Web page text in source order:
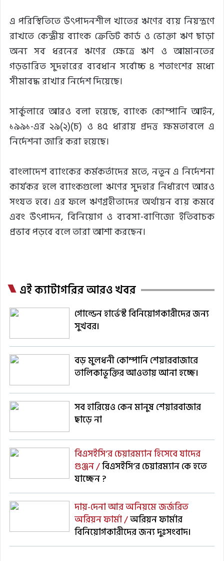
এ পরিস্থিতিতে উৎপাদনশীল খাতের ঋণের ব্যয় নিয়ন্ত্রণে
রাখতে কেন্দ্রীয় ব্যাংক ক্রেডিট কার্ড ও ভোক্তা ঋণ ছাড়া
অন্য সব ধরনের ঋণের ক্ষেত্রে ঋণ ও আমানতের
গড়ভারিত সুদহারের ব্যবধান সর্বোচ্চ ৪ শতাংশের মধ্যে
সীমাবদ্ধ রাখার নির্দেশ দিয়েছে।
সার্কুলারে আরও বলা হয়েছে, ব্যাংক কোম্পানি আইন,
১৯৯১-এর ২৯(২)(চ) ও ৪৫ ধারায় প্রদত্ত ক্ষমতাবলে এ
নির্দেশনা জারি করা হয়েছে।
বাংলাদেশ ব্যাংকের কর্মকর্তাদের মতে, নতুন এ নির্দেশনা
কার্যকর হলে ব্যাংকগুলো ঋণের সুদহার নির্ধারণে আরও
সংযত হবে। এর ফলে ঋণগ্রহীতাদের অর্থায়ন ব্যয় কমবে
এবং উৎপাদন, বিনিয়োগ ও ব্যবসা-বাণিজ্যে ইতিবাচক
প্রভাব পড়বে বলে তারা আশা করছেন।
এই ক্যাটাগরির আরও খবর
গোল্ডেন হার্ভেস্ট বিনিয়োগকারীদের জন্য
সুখবর।
বড় মুলধনী কোম্পানি শেয়ারবাজারে
তালিকাভূক্তির আওতায় আনা হচ্ছে।
সব হারিয়েও কেন মানুষ শেয়ারবাজার
ছাড়ে না
বিএসইসি‘র চেয়ারম্যান হিসেবে যাদের
গুঞ্জন /বিএসইসি‘র চেয়ারম্যান কে হতে
যাচ্ছেন ?
দায়-দেনা আর অনিয়মে জর্জরিত
অরিয়ন ফার্মা /অরিয়ন ফার্মার
বিনিয়োগকারীদের জন্য দুঃসংবাদ।